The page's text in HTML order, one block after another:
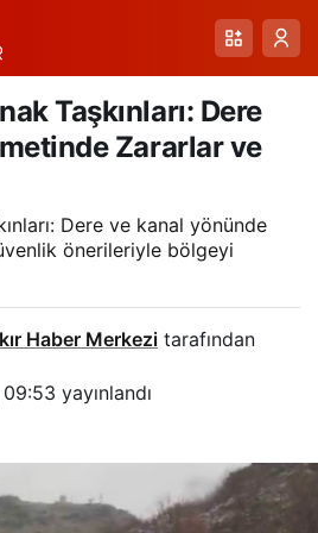
Taşkınları: Dere
Zararlar ve
Dere ve kanal yönünde
önerileriyle bölgeyi
Haber Merkezi tarafından
yayınlandı
Paylaş